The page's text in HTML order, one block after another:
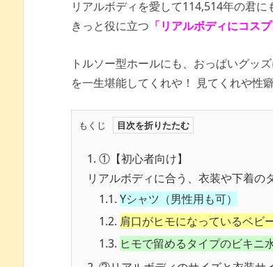
リアルボディを愛して114,514年の君に
きっと役に立つ 「リアルボディにコス
トルソー型ホールにも、おっぱいグッ
を一生堪能してくれや！ 見てくれや性
もくじ
1. ①【初心者向け】
リアルボディに合う、衣装や下着の
1.1. Yシャツ（男性用も可）
1.2. 肩口がヒモになっているベビ
1.3. ヒモで留めるタイプのビキニ